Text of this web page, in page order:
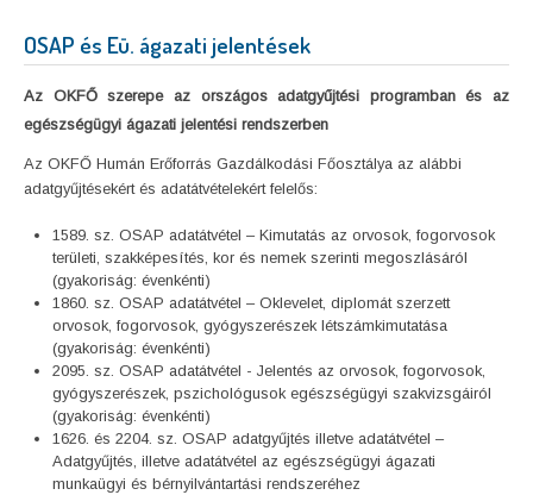
OSAP és Eü. ágazati jelentések
Az OKFŐ szerepe az országos adatgyűjtési programban és az
egészségügyi ágazati jelentési rendszerben
Az OKFŐ Humán Erőforrás Gazdálkodási Főosztálya az alábbi
adatgyűjtésekért és adatátvételekért felelős:
1589. sz. OSAP adatátvétel – Kimutatás az orvosok, fogorvosok
területi, szakképesítés, kor és nemek szerinti megoszlásáról
(gyakoriság: évenkénti)
1860. sz. OSAP adatátvétel – Oklevelet, diplomát szerzett
orvosok, fogorvosok, gyógyszerészek létszámkimutatása
(gyakoriság: évenkénti)
2095. sz. OSAP adatátvétel - Jelentés az orvosok, fogorvosok,
gyógyszerészek, pszichológusok egészségügyi szakvizsgáiról
(gyakoriság: évenkénti)
1626. és 2204. sz. OSAP adatgyűjtés illetve adatátvétel –
Adatgyűjtés, illetve adatátvétel az egészségügyi ágazati
munkaügyi és bérnyilvántartási rendszeréhez